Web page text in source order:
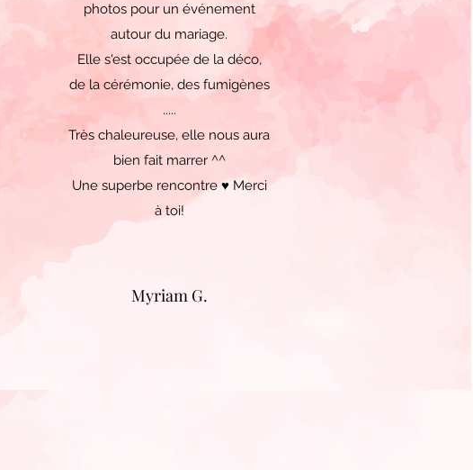
photos pour un événement
autour du mariage.
Elle s'est occupée de la déco,
de la cérémonie, des fumigènes
.....
Très chaleureuse, elle nous aura
bien fait marrer ^^
Une superbe rencontre ♥ Merci
à toi!
Myriam G.